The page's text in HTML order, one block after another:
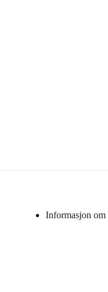
Informasjon om